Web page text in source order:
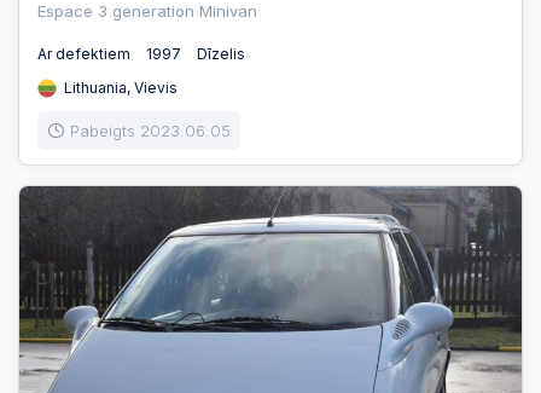
Espace 3 generation Minivan
Ar defektiem 1997
Dīzelis
Lithuania, Vievis
Pabeigts 2023.06.05